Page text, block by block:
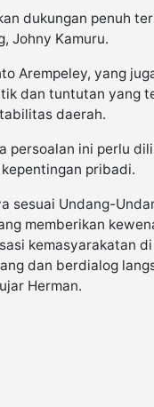
dukungan penuh
Johny Kamuru.
Arempeley, yang
dan tuntutan yang
daerah.
persoalan ini perlu
pribadi.
sesuai Undang-
memberikan
kemasyarakatan
dan berdialog
Herman.